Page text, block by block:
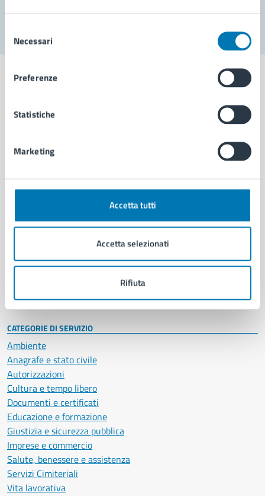
delNecessari
Preferenze
Statistiche
Marketing
Accetta tutti
Accetta selezionati
Rifiuta
Comune di Napoli
AMMINISTRAZIONE
Organi di governo
Enti e fondazioni
Personale amministrativo
Intranet, posta aziendale e protocollo
CATEGORIE DI SERVIZIO
Ambiente
Anagrafe e stato civile
Autorizzazioni
Cultura e tempo libero
Documenti e certificati
Educazione e formazione
Giustizia e sicurezza pubblica
Imprese e commercio
Salute, benessere e assistenza
Servizi Cimiteriali
Vita lavorativa